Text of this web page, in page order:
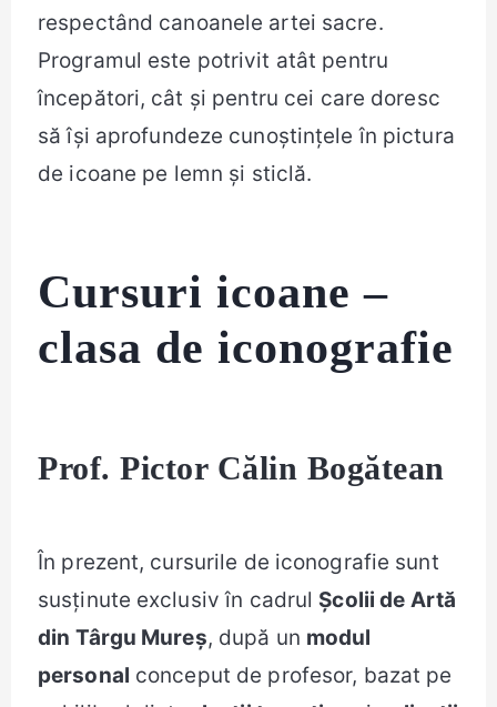
respectând canoanele artei sacre.
Programul este potrivit atât pentru
începători, cât și pentru cei care doresc
să își aprofundeze cunoștințele în pictura
de icoane pe lemn și sticlă.
Cursuri icoane –
clasa de iconografie
Prof. Pictor Călin Bogătean
În prezent, cursurile de iconografie sunt
susținute exclusiv în cadrul Școlii de Artă
din Târgu Mureș, după un modul
personal conceput de profesor, bazat pe